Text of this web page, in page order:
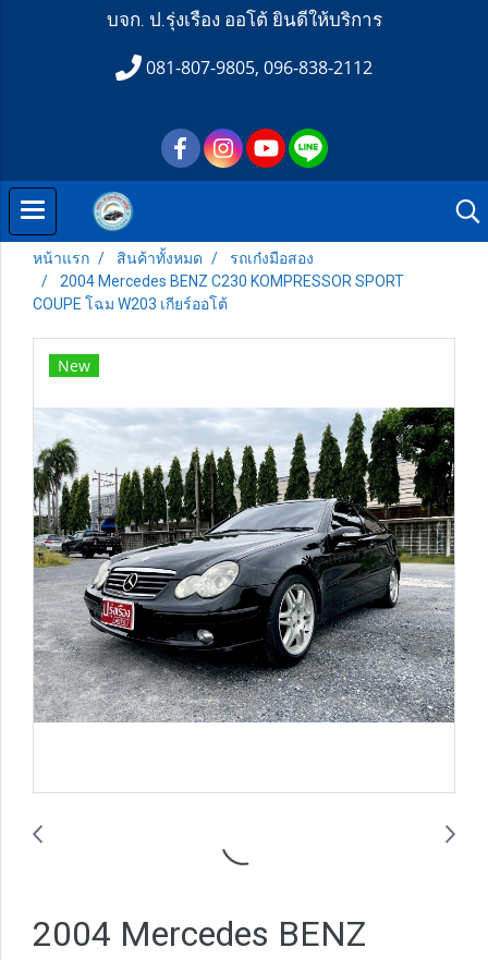
บจก. ป.รุ่งเรือง ออโต้ ยินดีให้บริการ
081-807-9805, 096-838-2112
หน้าแรก สินค้าทั้งหมด
รถเก๋งมือสอง
2004 Mercedes BENZ C230 KOMPRESSOR SPORT
COUPE โฉม W203 เกียร์ออโต้
New
2004 Mercedes BENZ